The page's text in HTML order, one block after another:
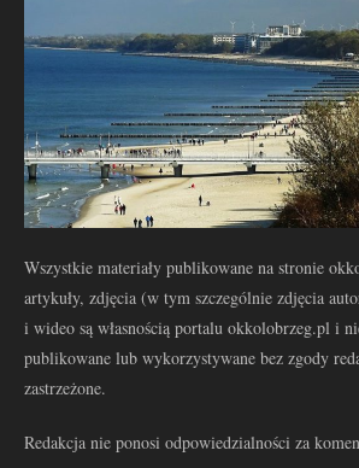
Wszystkie materiały publikowane na stronie
artykuły, zdjęcia (w tym szczególnie zdjęcia
i wideo są własnością portalu okkolobrzeg.pl i
publikowane lub wykorzystywane bez zgody
zastrzeżone.
Redakcja nie ponosi odpowiedzialności za